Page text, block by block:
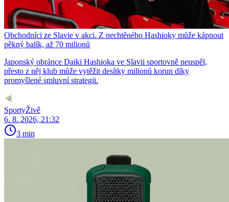
Obchodníci ze Slavie v akci. Z nechtěného Hashioky může kápnout
pěkný balík, až 70 milionů
Japonský obránce Daiki Hashioka ve Slavii sportovně neuspěl,
přesto z něj klub může vytěžit desítky milionů korun díky
promyšlené smluvní strategii.
SportyŽivě
6. 8. 2026, 21:32
3 min